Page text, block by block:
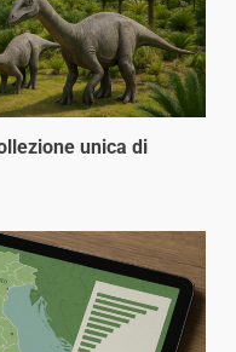
unica di